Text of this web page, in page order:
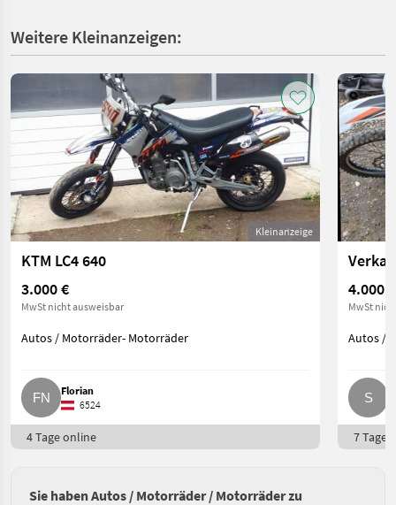
Weitere Kleinanzeigen:
Kleinanzeige
KTM LC4 640
3.000 €
MwSt nicht ausweisbar
Autos / Motorräder- Motorräder
Florian
6524
4 Tage online
4.000 €
MwSt
Autos /
7 Tage
Sie haben Autos / Motorräder / Motorräder zu